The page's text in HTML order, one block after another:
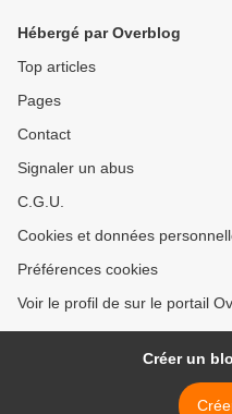
Hébergé par Overblog
Top articles
Pages
Contact
Signaler un abus
C.G.U.
Cookies et données
Préférences cookies
Voir le profil de sur le portail
Créer un